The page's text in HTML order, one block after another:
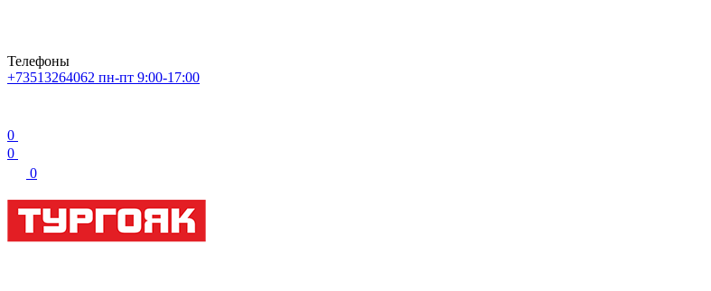
Телефоны
+73513264062 пн-пт 9:00-17:00
0
0
0